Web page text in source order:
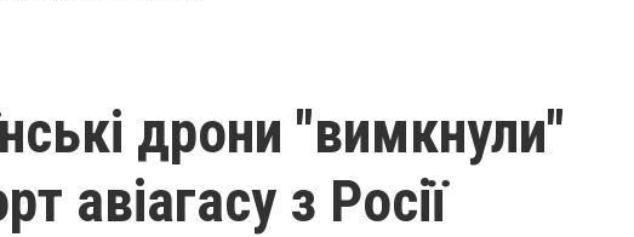
дрони "вимкнули"
авіагасу з Росії